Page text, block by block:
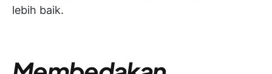
lebih baik.